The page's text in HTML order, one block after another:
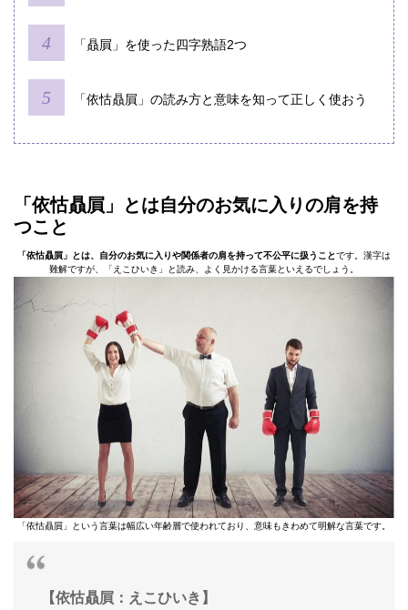
「贔屓」を使った四字熟語2つ
「依怙贔屓」の読み方と意味を知って正しく使おう
「依怙贔屓」とは自分のお気に入りの肩を持
つこと
「依怙贔屓」とは、自分のお気に入りや関係者の肩を持って不公平に扱うことです。漢字は
難解ですが、「えこひいき」と読み、よく見かける言葉といえるでしょう。
「依怙贔屓」という言葉は幅広い年齢層で使われており、意味もきわめて明解な言葉です。
【依怙贔屓：えこひいき】